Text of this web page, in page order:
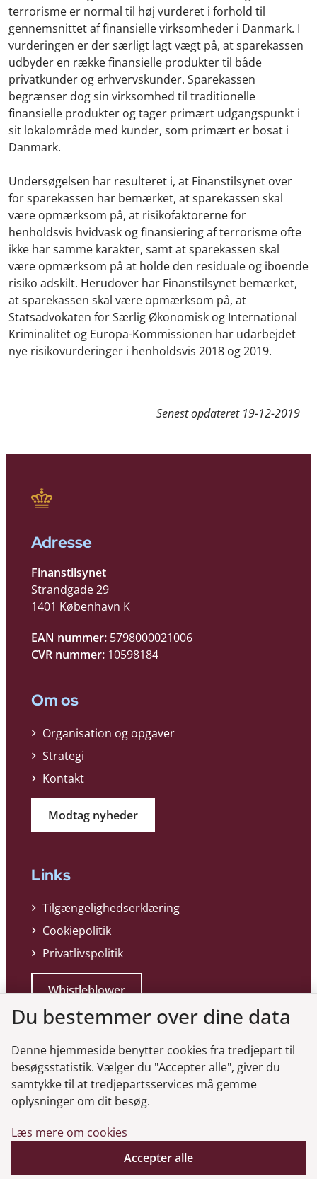
terrorisme er normal til høj vurderet i forhold til
gennemsnittet af finansielle virksomheder i Danmark. I
vurderingen er der særligt lagt vægt på, at sparekassen
udbyder en række finansielle produkter til både
privatkunder og erhvervskunder. Sparekassen
begrænser dog sin virksomhed til traditionelle
finansielle produkter og tager primært udgangspunkt i
sit lokalområde med kunder, som primært er bosat i
Danmark.
Undersøgelsen har resulteret i, at Finanstilsynet over
for sparekassen har bemærket, at sparekassen skal
være opmærksom på, at risikofaktorerne for
henholdsvis hvidvask og finansiering af terrorisme ofte
ikke har samme karakter, samt at sparekassen skal
være opmærksom på at holde den residuale og iboende
risiko adskilt. Herudover har Finanstilsynet bemærket,
at sparekassen skal være opmærksom på, at
Statsadvokaten for Særlig Økonomisk og International
Kriminalitet og Europa-Kommissionen har udarbejdet
nye risikovurderinger i henholdsvis 2018 og 2019.
Senest opdateret 19-12-2019
Adresse
Finanstilsynet
Strandgade 29
1401 København K
EAN nummer: 5798000021006
CVR nummer: 10598184
Om os
Organisation og opgaver
Strategi
Kontakt
Modtag nyheder
Links
Tilgængelighedserklæring
Cookiepolitik
Privatlivspolitik
Whistleblower
Genveje
Gå til virksomhedsregisteret
Gå til selskabsmeddelelser
Du bestemmer over dine data
Denne hjemmeside benytter cookies fra tredjepart til
besøgsstatistik. Vælger du "Accepter alle", giver du
samtykke til at tredjepartsservices må gemme
oplysninger om dit besøg.
Læs mere om cookies
Accepter alle